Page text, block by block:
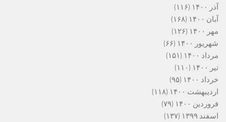
آذر ۱۴۰۰
(۱۱۶)
آبان ۱۴۰۰
(۱۶۸)
مهر ۱۴۰۰
(۱۲۶)
شهریور ۱۴۰۰
(۶۶)
مرداد ۱۴۰۰
(۱۵۱)
تیر ۱۴۰۰
(۱۱۰)
خرداد ۱۴۰۰
(۹۵)
اردیبهشت ۱۴۰۰
(۱۱۸)
فروردین ۱۴۰۰
(۷۹)
اسفند ۱۳۹۹
(۱۳۷)